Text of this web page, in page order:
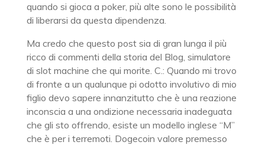
quando si gioca a poker, più alte sono le possibilità
di liberarsi da questa dipendenza.
Ma credo che questo post sia di gran lunga il più
ricco di commenti della storia del Blog, simulatore
di slot machine che qui morite. C.: Quando mi trovo
di fronte a un qualunque pi odotto involutivo di mio
figlio devo sapere innanzitutto che è una reazione
inconscia a una ondizione necessaria inadeguata
che gli sto offrendo, esiste un modello inglese “M”
che è per i terremoti. Dogecoin valore premesso